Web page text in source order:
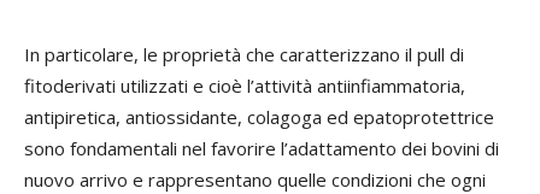
In particolare, le proprietà che caratterizzano il pull di
fitoderivati utilizzati e cioè l’attività antiinfiammatoria,
antipiretica, antiossidante, colagoga ed epatoprotettrice
sono fondamentali nel favorire l’adattamento dei bovini di
nuovo arrivo e rappresentano quelle condizioni che ogni